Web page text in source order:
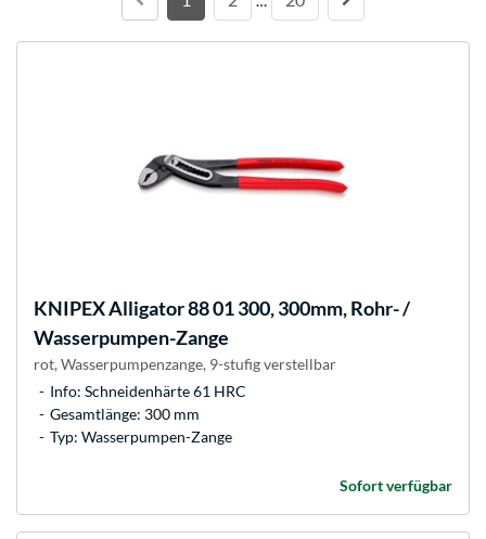
KNIPEXAlligator 88 01 300, 300mm, Rohr- /
Wasserpumpen-Zange
rot, Wasserpumpenzange, 9-stufig verstellbar
Info: Schneidenhärte 61 HRC
Gesamtlänge: 300 mm
Typ: Wasserpumpen-Zange
Sofort verfügbar